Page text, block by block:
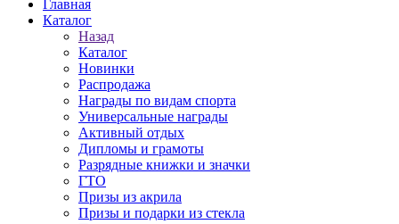
Главная
Каталог
Назад
Каталог
Новинки
Распродажа
Награды по видам спорта
Универсальные награды
Активный отдых
Дипломы и грамоты
Разрядные книжки и значки
ГТО
Призы из акрила
Призы и подарки из стекла